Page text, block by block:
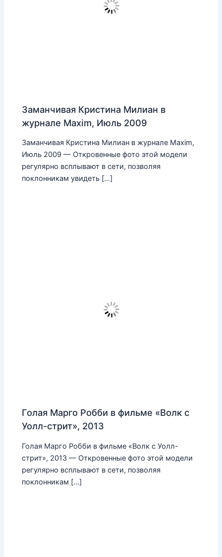
Заманчивая Кристина Милиан в
журнале Maxim, Июль 2009
Заманчивая Кристина Милиан в журнале Maxim,
Июль 2009 — Откровенные фото этой модели
регулярно всплывают в сети, позволяя
поклонникам увидеть […]
Голая Марго Робби в фильме «Волк с
Уолл-стрит», 2013
Голая Марго Робби в фильме «Волк с Уолл-
стрит», 2013 — Откровенные фото этой модели
регулярно всплывают в сети, позволяя
поклонникам […]